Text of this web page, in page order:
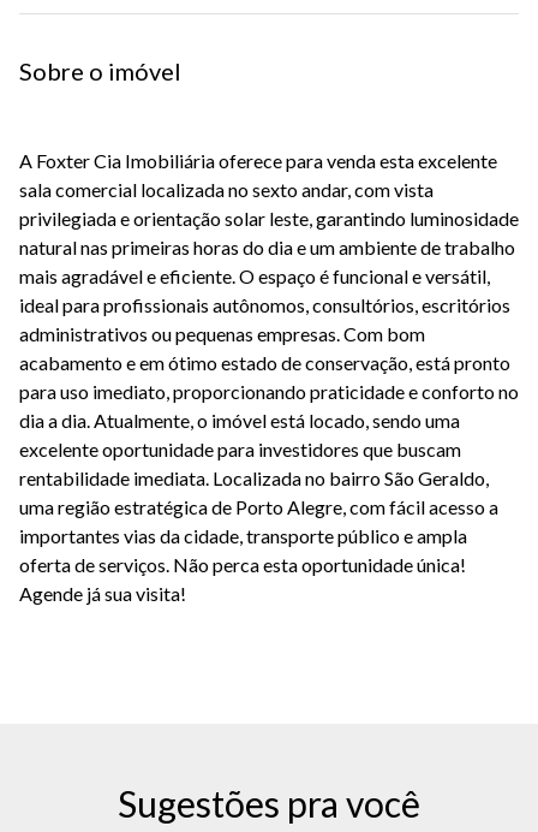
Sobre o imóvel
A Foxter Cia Imobiliária oferece para venda esta excelente
sala comercial localizada no sexto andar, com vista
privilegiada e orientação solar leste, garantindo luminosidade
natural nas primeiras horas do dia e um ambiente de trabalho
mais agradável e eficiente. O espaço é funcional e versátil,
ideal para profissionais autônomos, consultórios, escritórios
administrativos ou pequenas empresas. Com bom
acabamento e em ótimo estado de conservação, está pronto
para uso imediato, proporcionando praticidade e conforto no
dia a dia. Atualmente, o imóvel está locado, sendo uma
excelente oportunidade para investidores que buscam
rentabilidade imediata. Localizada no bairro São Geraldo,
uma região estratégica de Porto Alegre, com fácil acesso a
importantes vias da cidade, transporte público e ampla
oferta de serviços. Não perca esta oportunidade única!
Agende já sua visita!
Sugestões pra você